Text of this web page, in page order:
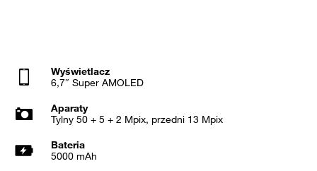
Wyświetlacz
6,7″ Super AMOLED
Aparaty
Tylny 50 + 5 + 2 Mpix, przedni 13 Mpix
Bateria
5000 mAh